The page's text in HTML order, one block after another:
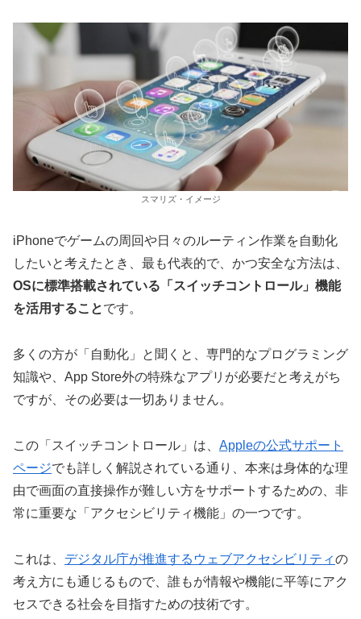
スマリズ・イメージ
iPhoneでゲームの周回や日々のルーティン作業を自動化
したいと考えたとき、最も代表的で、かつ安全な方法は、
OSに標準搭載されている「スイッチコントロール」機能
を活用することです。
多くの方が「自動化」と聞くと、専門的なプログラミング
知識や、App Store外の特殊なアプリが必要だと考えがち
ですが、その必要は一切ありません。
この「スイッチコントロール」は、 Appleの公式サポート
ページでも詳しく解説されている通り、本来は身体的な理
由で画面の直接操作が難しい方をサポートするための、非
常に重要な「アクセシビリティ機能」の一つです。
これは、 デジタル庁が推進するウェブアクセシビリティの
考え方にも通じるもので、誰もが情報や機能に平等にアク
セスできる社会を目指すための技術です。